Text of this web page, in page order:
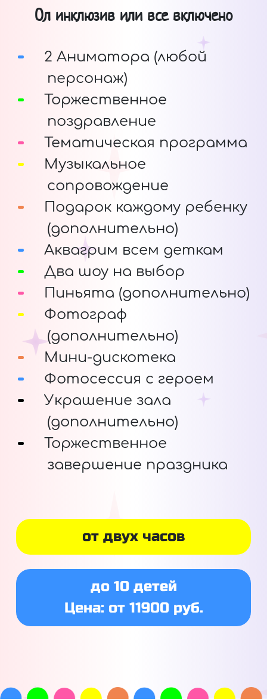
Ол инклюзив или все включено
2 Аниматора (любой
персонаж)
Торжественное
поздравление
Тематическая программа
Музыкальное
сопровождение
Подарок каждому ребенку
(дополнительно)
Аквагрим всем деткам
Два шоу на выбор
Пиньята (дополнительно)
Фотограф
(дополнительно)
Мини-дискотека
Фотосессия с героем
Украшение зала
(дополнительно)
Торжественное
завершение праздника
от двух часов
до 10 детей
Цена: от 11900 руб.